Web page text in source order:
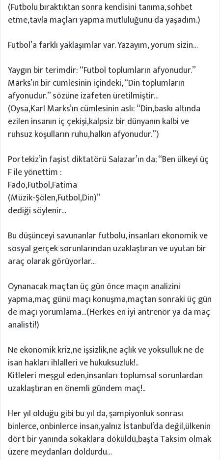
(Futbolu bıraktıktan sonra kendisini tanıma,sohbet
etme,tavla maçları yapma mutluluğunu da yaşadım.)
Futbol’a farklı yaklaşımlar var. Yazayım, yorum sizin…
Yaygın bir terimdir: “Futbol toplumların afyonudur.”
Marks’ın bir cümlesinin içindeki, “Din toplumların
afyonudur.” sözüne izafeten üretilmiştir…
(Oysa,Karl Marks’ın cümlesinin aslı: “Din,baskı altında
ezilen insanın iç çekişi,kalpsiz bir dünyanın kalbi ve
ruhsuz koşulların ruhu,halkın afyonudur.”)
Portekiz’in faşist diktatörü Salazar’ın da; “Ben ülkeyi üç
F ile yönettim :
Fado,Futbol,Fatima
(Müzik-Şölen,Futbol,Din)”
dediği söylenir…
Bu düşünceyi savunanlar futbolu, insanları ekonomik ve
sosyal gerçek sorunlarından uzaklaştıran ve uyutan bir
araç olarak görüyorlar…
Oynanacak maçtan üç gün önce maçın analizini
yapma,maç günü maçı konuşma,maçtan sonraki üç gün
de maçı yorumlama…(Herkes en iyi antrenör ya da maç
analisti!)
Ne ekonomik kriz,ne işsizlik,ne açlık ve yoksulluk ne de
isan hakları ihlalleri ve hukuksuzluk!..
Kitleleri meşgul eden,insanları toplumsal sorunlardan
uzaklaştıran en önemli gündem maç!..
Her yıl olduğu gibi bu yıl da, şampiyonluk sonrası
binlerce, onbinlerce insan,yalnız İstanbul’da değil,ülkenin
dört bir yanında sokaklara döküldü,başta Taksim olmak
üzere meydanları doldurdu…